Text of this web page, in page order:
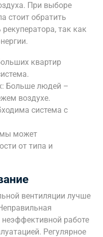
При выборе
стоит обратить
так как
квартир
Больше людей –
воздухе.
система с
может
от типа и
вентиляции лучше
работе
Регулярное